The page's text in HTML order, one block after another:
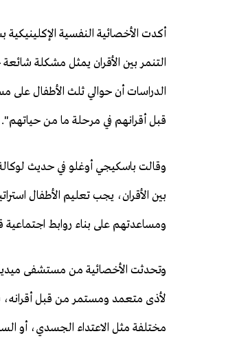
أكدت الأخصائية النفسية
التنمر بين الأقران يمثل مشكلة
الدراسات أن حوالي ثلث الأطفال
قبل أقرانهم في مرحلة ما من حياتهم".
وقالت باسكيجي أوغلو في حديث لوكالة
بين الأقران، يجب تعليم الأطفال
ومساعدتهم على بناء روابط اجتماعية
وتحدثت الأخصائية من مستشفى
لأذى متعمد ومستمر من قبل
مختلفة مثل الاعتداء الجسدي، أو